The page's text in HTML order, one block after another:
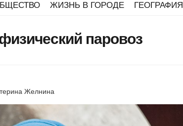
ЖИЗНЬ В ГОРОДЕ ГЕОГРАФИЯ
паровоз
Желнина